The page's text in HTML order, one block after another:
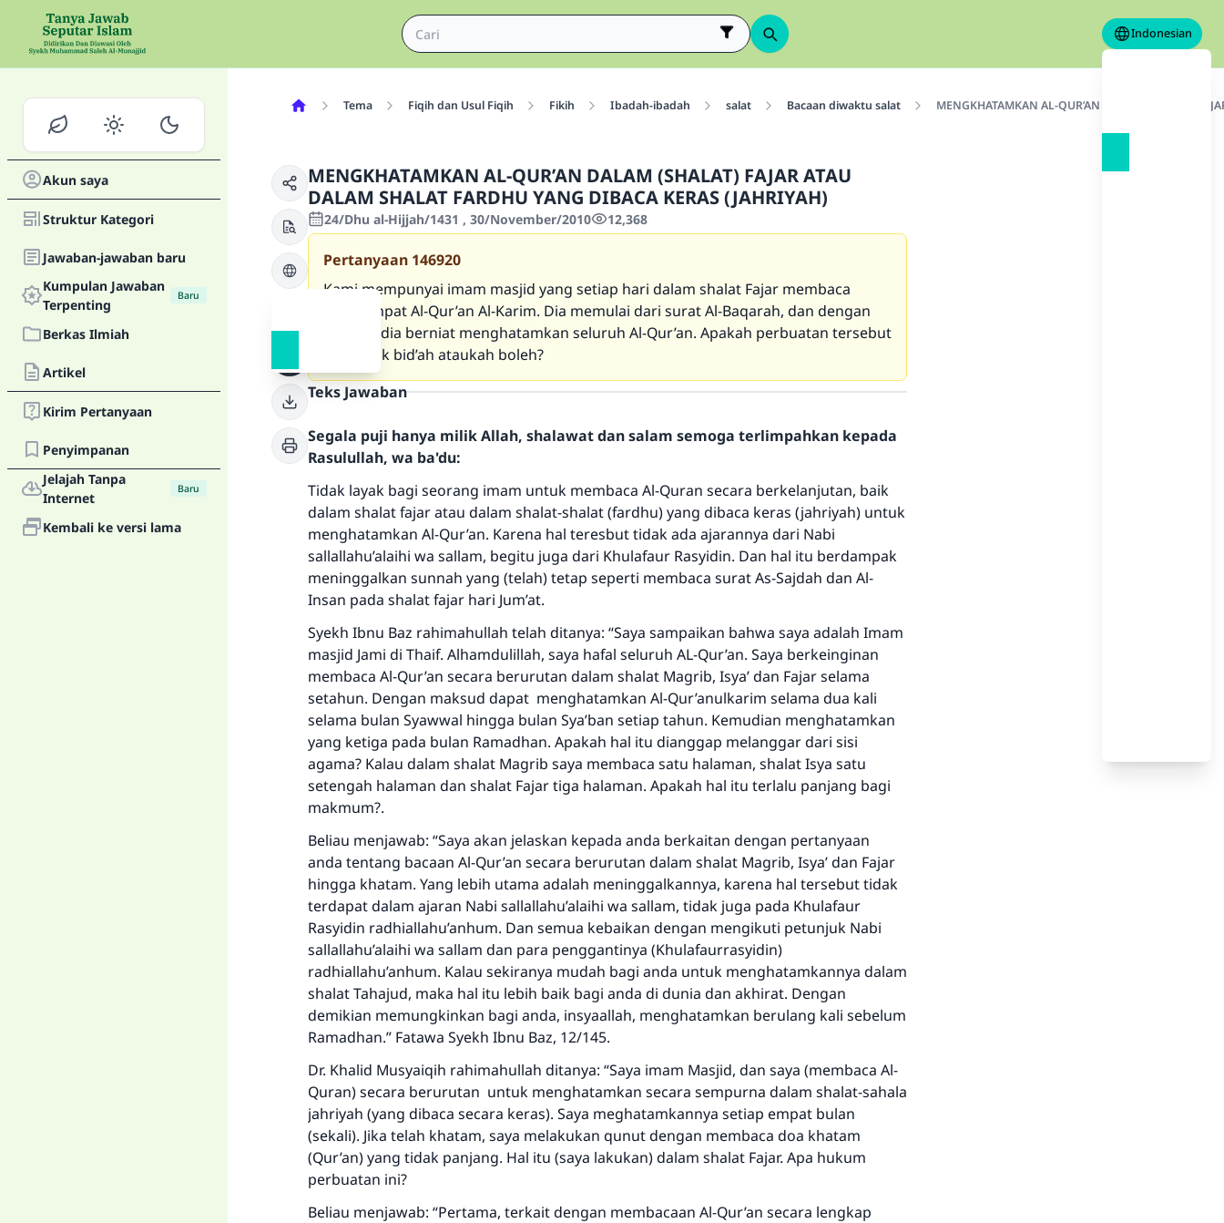
Indonesian
Akun saya
Struktur Kategori
Jawaban-jawaban baru
Kumpulan Jawaban
Terpenting
Baru
Berkas Ilmiah
Artikel
Kirim Pertanyaan
Penyimpanan
Jelajah Tanpa
Internet
Baru
Kembali ke versi lama
Tema Fiqih dan Usul Fiqih Fikih Ibadah-ibadah salat Bacaan diwaktu salat MENGKHATAMKAN AL-QUR’AN DALAM (SHALAT)
MENGKHATAMKAN AL-QUR’AN DALAM (SHALAT) FAJAR ATAU
DALAM SHALAT FARDHU YANG DIBACA KERAS (JAHRIYAH)
24/Dhu al-Hijjah/1431 , 30/November/2010 12,368
Pertanyaan 146920
Kami mempunyai imam masjid yang setiap hari dalam shalat Fajar membaca
seperempat Al-Qur’an Al-Karim. Dia memulai dari surat Al-Baqarah, dan dengan
cara ini, dia berniat menghatamkan seluruh Al-Qur’an. Apakah perbuatan tersebut
termasuk bid’ah ataukah boleh?
Teks Jawaban
Segala puji hanya milik Allah, shalawat dan salam semoga terlimpahkan kepada
Rasulullah, wa ba'du:
Tidak layak bagi seorang imam untuk membaca Al-Quran secara berkelanjutan, baik
dalam shalat fajar atau dalam shalat-shalat (fardhu) yang dibaca keras (jahriyah) untuk
menghatamkan Al-Qur’an. Karena hal teresbut tidak ada ajarannya dari Nabi
sallallahu’alaihi wa sallam, begitu juga dari Khulafaur Rasyidin. Dan hal itu berdampak
meninggalkan sunnah yang (telah) tetap seperti membaca surat As-Sajdah dan Al-
Insan pada shalat fajar hari Jum’at.
Syekh Ibnu Baz rahimahullah telah ditanya: “Saya sampaikan bahwa saya adalah Imam
masjid Jami di Thaif. Alhamdulillah, saya hafal seluruh AL-Qur’an. Saya berkeinginan
membaca Al-Qur’an secara berurutan dalam shalat Magrib, Isya’ dan Fajar selama
setahun. Dengan maksud dapat menghatamkan Al-Qur’anulkarim selama dua kali
selama bulan Syawwal hingga bulan Sya’ban setiap tahun. Kemudian menghatamkan
yang ketiga pada bulan Ramadhan. Apakah hal itu dianggap melanggar dari sisi
agama? Kalau dalam shalat Magrib saya membaca satu halaman, shalat Isya satu
setengah halaman dan shalat Fajar tiga halaman. Apakah hal itu terlalu panjang bagi
makmum?.
Beliau menjawab: “Saya akan jelaskan kepada anda berkaitan dengan pertanyaan
anda tentang bacaan Al-Qur’an secara berurutan dalam shalat Magrib, Isya’ dan Fajar
hingga khatam. Yang lebih utama adalah meninggalkannya, karena hal tersebut tidak
terdapat dalam ajaran Nabi sallallahu’alaihi wa sallam, tidak juga pada Khulafaur
Rasyidin radhiallahu’anhum. Dan semua kebaikan dengan mengikuti petunjuk Nabi
sallallahu’alaihi wa sallam dan para penggantinya (Khulafaurrasyidin)
radhiallahu’anhum. Kalau sekiranya mudah bagi anda untuk menghatamkannya dalam
shalat Tahajud, maka hal itu lebih baik bagi anda di dunia dan akhirat. Dengan
demikian memungkinkan bagi anda, insyaallah, menghatamkan berulang kali sebelum
Ramadhan.” Fatawa Syekh Ibnu Baz, 12/145.
Dr. Khalid Musyaiqih rahimahullah ditanya: “Saya imam Masjid, dan saya (membaca Al-
Quran) secara berurutan untuk menghatamkan secara sempurna dalam shalat-sahala
jahriyah (yang dibaca secara keras). Saya meghatamkannya setiap empat bulan
(sekali). Jika telah khatam, saya melakukan qunut dengan membaca doa khatam
(Qur’an) yang tidak panjang. Hal itu (saya lakukan) dalam shalat Fajar. Apa hukum
perbuatan ini?
Beliau menjawab: “Pertama, terkait dengan membacaan Al-Qur’an secara lengkap
Jawaban no. 110845 menyelamatkan
pernikahan.
Bantu kami dalam memberikan jawaban untuk umat
Rasulullah ﷺ bersabda
"Siapa yang menunjukkan suatu kebaikan, meka dia akan
mendapatkan pahala yang sama dengan orang yang
melakukannya"
MUSLIM, 1893
Saham